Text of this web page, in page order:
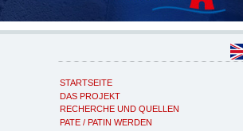
STARTSEITE
DAS PROJEKT
RECHERCHE UND QUELLEN
PATE / PATIN WERDEN